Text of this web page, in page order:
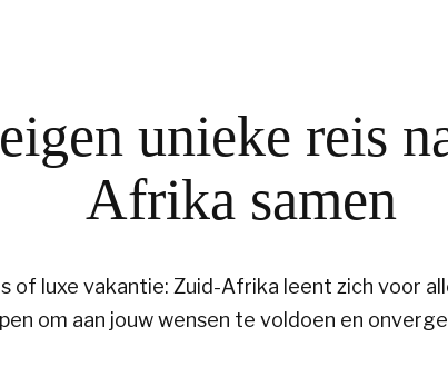
unieke reis
Afrika samen
of luxe vakantie: Zuid-Afrika leent zich voor
om aan jouw wensen te voldoen en